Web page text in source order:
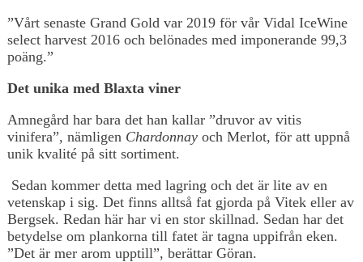
”Vårt senaste Grand Gold var 2019 för vår Vidal IceWine
select harvest 2016 och belönades med imponerande 99,3
poäng.”
Det unika med Blaxta viner
Amnegård har bara det han kallar ”druvor av vitis
vinifera”, nämligen Chardonnay och Merlot, för att uppnå
unik kvalité på sitt sortiment.
Sedan kommer detta med lagring och det är lite av en
vetenskap i sig. Det finns alltså fat gjorda på Vitek eller av
Bergsek. Redan här har vi en stor skillnad. Sedan har det
betydelse om plankorna till fatet är tagna uppifrån eken.
”Det är mer arom upptill”, berättar Göran.